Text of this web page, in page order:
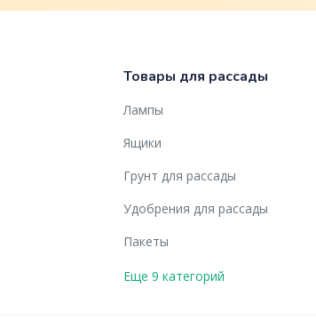
Товары для рассады
Лампы
Ящики
Грунт для рассады
Удобрения для рассады
Пакеты
Еще 9 категорий